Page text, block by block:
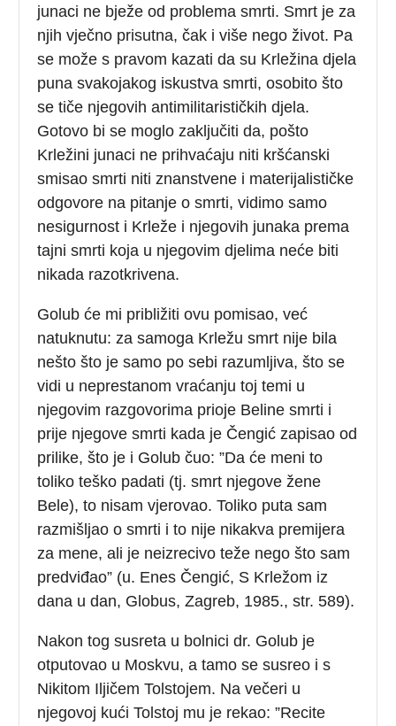
junaci ne bježe od problema smrti. Smrt je za
njih vječno prisutna, čak i više nego život. Pa
se može s pravom kazati da su Krležina djela
puna svakojakog iskustva smrti, osobito što
se tiče njegovih antimilitarističkih djela.
Gotovo bi se moglo zaključiti da, pošto
Krležini junaci ne prihvaćaju niti kršćanski
smisao smrti niti znanstvene i materijalističke
odgovore na pitanje o smrti, vidimo samo
nesigurnost i Krleže i njegovih junaka prema
tajni smrti koja u njegovim djelima neće biti
nikada razotkrivena.
Golub će mi približiti ovu pomisao, već
natuknutu: za samoga Krležu smrt nije bila
nešto što je samo po sebi razumljiva, što se
vidi u neprestanom vraćanju toj temi u
njegovim razgovorima prioje Beline smrti i
prije njegove smrti kada je Čengić zapisao od
prilike, što je i Golub čuo: ”Da će meni to
toliko teško padati (tj. smrt njegove žene
Bele), to nisam vjerovao. Toliko puta sam
razmišljao o smrti i to nije nikakva premijera
za mene, ali je neizrecivo teže nego što sam
predviđao” (u. Enes Čengić, S Krležom iz
dana u dan, Globus, Zagreb, 1985., str. 589).
Nakon tog susreta u bolnici dr. Golub je
otputovao u Moskvu, a tamo se susreo i s
Nikitom Iljičem Tolstojem. Na večeri u
njegovoj kući Tolstoj mu je rekao: ”Recite